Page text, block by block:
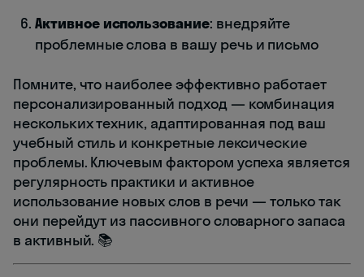
Активное использование: внедряйте
проблемные слова в вашу речь и письмо
Помните, что наиболее эффективно работает
персонализированный подход — комбинация
нескольких техник, адаптированная под ваш
учебный стиль и конкретные лексические
проблемы. Ключевым фактором успеха является
регулярность практики и активное
использование новых слов в речи — только так
они перейдут из пассивного словарного запаса
в активный. 📚